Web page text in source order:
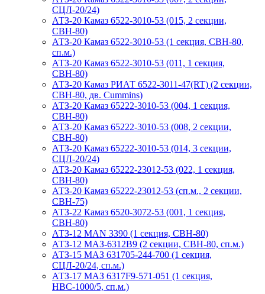
СЦЛ-20/24)
АТЗ-20 Камаз 6522-3010-53 (015, 2 секции,
СВН-80)
АТЗ-20 Камаз 6522-3010-53 (1 секция, СВН-80,
сп.м.)
АТЗ-20 Камаз 6522-3010-53 (011, 1 секция,
СВН-80)
АТЗ-20 Камаз РИАТ 6522-3011-47(RT) (2 секции,
СВН-80, дв. Cummins)
АТЗ-20 Камаз 65222-3010-53 (004, 1 секция,
СВН-80)
АТЗ-20 Камаз 65222-3010-53 (008, 2 секции,
СВН-80)
АТЗ-20 Камаз 65222-3010-53 (014, 3 секции,
СЦЛ-20/24)
АТЗ-20 Камаз 65222-23012-53 (022, 1 секция,
СВН-80)
АТЗ-20 Камаз 65222-23012-53 (сп.м., 2 секции,
СВН-75)
АТЗ-22 Камаз 6520-3072-53 (001, 1 секция,
СВН-80)
АТЗ-12 MAN 3390 (1 секция, СВН-80)
АТЗ-12 МАЗ-6312В9 (2 секции, СВН-80, сп.м.)
АТЗ-15 МАЗ 631705-244-700 (1 секция,
СЦЛ-20/24, сп.м.)
АТЗ-17 МАЗ 6317F9-571-051 (1 секция,
НВС-1000/5, сп.м.)